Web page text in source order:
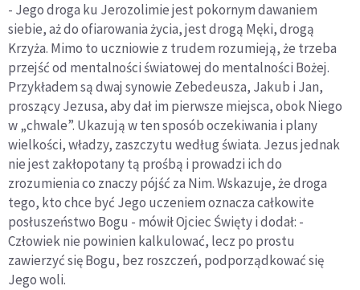
- Jego droga ku Jerozolimie jest pokornym dawaniem
siebie, aż do ofiarowania życia, jest drogą Męki, drogą
Krzyża. Mimo to uczniowie z trudem rozumieją, że trzeba
przejść od mentalności światowej do mentalności Bożej.
Przykładem są dwaj synowie Zebedeusza, Jakub i Jan,
proszący Jezusa, aby dał im pierwsze miejsca, obok Niego
w „chwale”. Ukazują w ten sposób oczekiwania i plany
wielkości, władzy, zaszczytu według świata. Jezus jednak
nie jest zakłopotany tą prośbą i prowadzi ich do
zrozumienia co znaczy pójść za Nim. Wskazuje, że droga
tego, kto chce być Jego uczeniem oznacza całkowite
posłuszeństwo Bogu - mówił Ojciec Święty i dodał: -
Człowiek nie powinien kalkulować, lecz po prostu
zawierzyć się Bogu, bez roszczeń, podporządkować się
Jego woli.